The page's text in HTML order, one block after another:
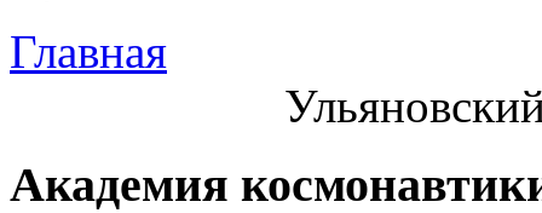
Главная
Академия